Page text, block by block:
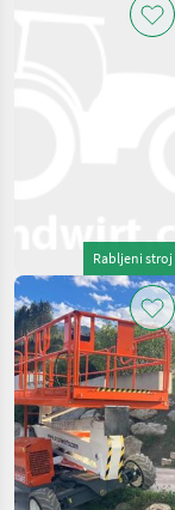
Rabljeni stroj